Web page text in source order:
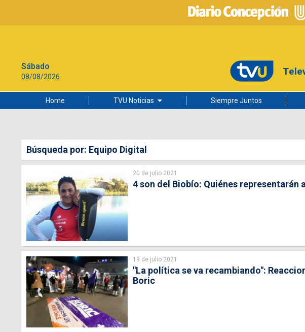
Sábado
08/08/2026
Home TVU Noticias
Ciudad
Cultura
Universidad de Concepción
Siempre Juntos
Búsqueda por: Equipo Digital
20 de julio 2021
4 son del Biobío: Quiénes representarán
19 de julio 2021
"La política se va recambiando":
Boric